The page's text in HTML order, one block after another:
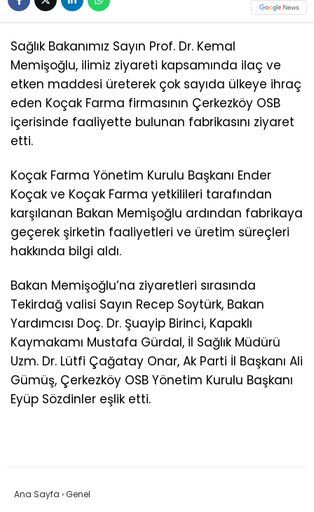
Sağlık Bakanımız Sayın Prof. Dr. Kemal
Memişoğlu, ilimiz ziyareti kapsamında ilaç ve
etken maddesi üreterek çok sayıda ülkeye ihraç
eden Koçak Farma firmasının Çerkezköy OSB
içerisinde faaliyette bulunan fabrikasını ziyaret
etti.
Koçak Farma Yönetim Kurulu Başkanı Ender
Koçak ve Koçak Farma yetkilileri tarafından
karşılanan Bakan Memişoğlu ardından fabrikaya
geçerek şirketin faaliyetleri ve üretim süreçleri
hakkında bilgi aldı.
Bakan Memişoğlu’na ziyaretleri sırasında
Tekirdağ valisi Sayın Recep Soytürk, Bakan
Yardımcısı Doç. Dr. Şuayip Birinci, Kapaklı
Kaymakamı Mustafa Gürdal, İl Sağlık Müdürü
Uzm. Dr. Lütfi Çağatay Onar, Ak Parti İl Başkanı Ali
Gümüş, Çerkezköy OSB Yönetim Kurulu Başkanı
Eyüp Sözdinler eşlik etti.
Ana Sayfa ›Genel